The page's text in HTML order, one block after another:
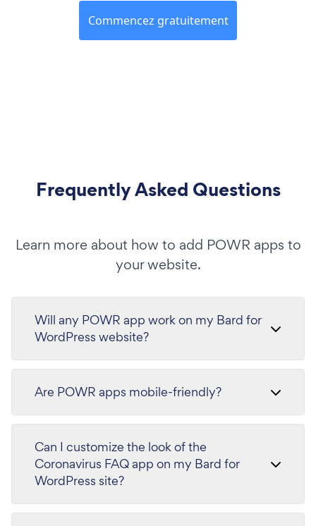
Commencez gratuitement
Frequently Asked Questions
Learn more about how to add POWR apps to
your website.
Will any POWR app work on my Bard for
WordPress website?
Are POWR apps mobile-friendly?
Can I customize the look of the
Coronavirus FAQ app on my Bard for
WordPress site?